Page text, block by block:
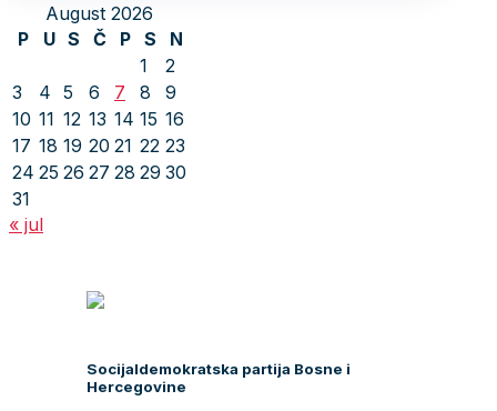
August 2026
P
U S Č P S
N
1
2
3
4 5 6 7 8
9
10 11 12 13 14 15 16
17 18 19 20 21 22 23
24 25 26 27 28 29 30
31
« jul
Socijaldemokratska partija Bosne i
Hercegovine